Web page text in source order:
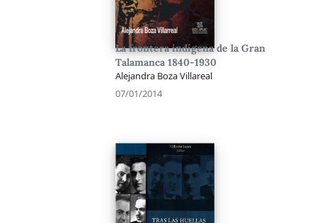
La frontera indígena de la Gran
Talamanca 1840-1930
Alejandra Boza Villareal
07/01/2014